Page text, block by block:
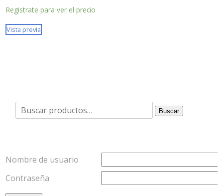
Registrate para ver el precio
Vista previa
Buscar
por:
Buscar
Nombre de usuario
Contraseña